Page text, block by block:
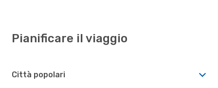
Pianificare il viaggio
Città popolari